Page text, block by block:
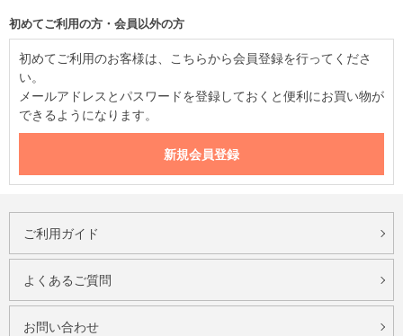
初めてご利用の方・会員以外の方
初めてご利用のお客様は、こちらから会員登録を行ってくださ
い。
メールアドレスとパスワードを登録しておくと便利にお買い物が
できるようになります。
ご利用ガイド
よくあるご質問
お問い合わせ